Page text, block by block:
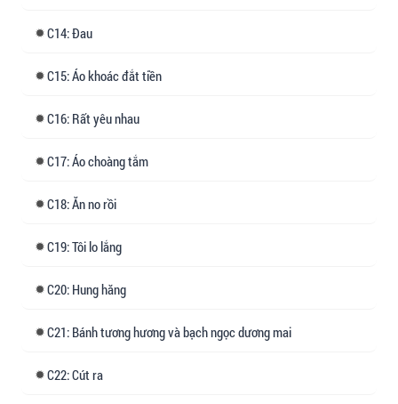
14: Đau
15: Áo khoác đắt tiền
16: Rất yêu nhau
17: Áo choàng tắm
18: Ăn no rồi
19: Tôi lo lắng
20: Hung hăng
21: Bánh tương hương và bạch ngọc dương mai
22: Cút ra